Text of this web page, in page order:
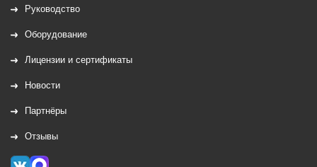
Руководство
Оборудование
Лицензии и сертификаты
Новости
Партнёры
Отзывы